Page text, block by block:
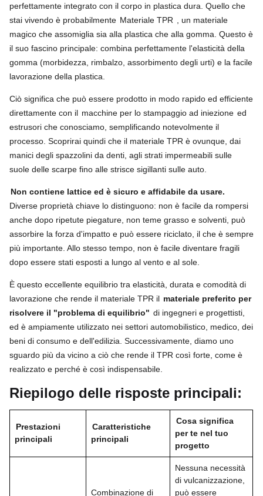
perfettamente integrato con il corpo in plastica dura. Quello che
stai vivendo è probabilmente Materiale TPR
, un materiale
magico che assomiglia sia alla plastica che alla gomma. Questo è
il suo fascino principale: combina perfettamente l'elasticità della
gomma (morbidezza, rimbalzo, assorbimento degli urti) e la facile
lavorazione della plastica.
Ciò significa che può essere prodotto in modo rapido ed efficiente
direttamente con il macchine per lo stampaggio ad iniezione ed
estrusori che conosciamo, semplificando notevolmente il
processo. Scoprirai quindi che il materiale TPR è ovunque, dai
manici degli spazzolini da denti, agli strati impermeabili sulle
suole delle scarpe fino alle strisce sigillanti sulle auto.
Non contiene lattice ed è sicuro e affidabile da usare.
Diverse proprietà chiave lo distinguono: non è facile da rompersi
anche dopo ripetute piegature, non teme grasso e solventi, può
assorbire la forza d'impatto e può essere riciclato, il che è sempre
più importante. Allo stesso tempo, non è facile diventare fragili
dopo essere stati esposti a lungo al vento e al sole.
È questo eccellente equilibrio tra elasticità, durata e comodità di
lavorazione che rende il materiale TPR il materiale preferito per
risolvere il "problema di equilibrio" di ingegneri e progettisti,
ed è ampiamente utilizzato nei settori automobilistico, medico, dei
beni di consumo e dell'edilizia. Successivamente, diamo uno
sguardo più da vicino a ciò che rende il TPR così forte, come è
realizzato e perché è così indispensabile.
Riepilogo delle risposte principali:
Prestazioni
principali
Caratteristiche
principali
Cosa significa
per te nel tuo
progetto
Combinazione di
Nessuna necessità
di vulcanizzazione,
può essere